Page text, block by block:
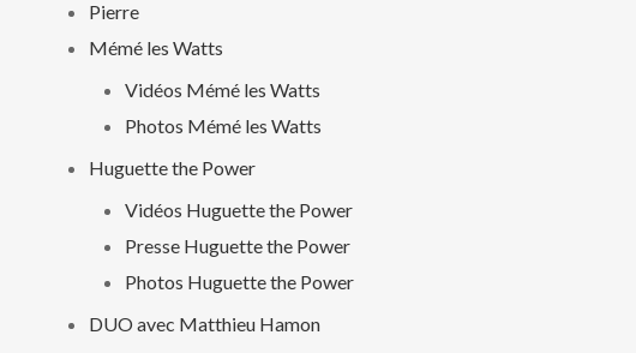
Pierre
Mémé les Watts
Vidéos Mémé les Watts
Photos Mémé les Watts
Huguette the Power
Vidéos Huguette the Power
Presse Huguette the Power
Photos Huguette the Power
DUO avec Matthieu Hamon